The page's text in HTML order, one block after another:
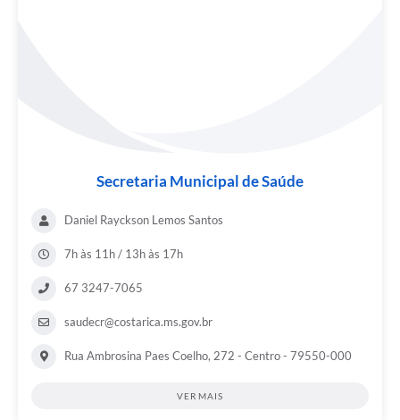
Secretaria Municipal de Saúde
Daniel Rayckson Lemos Santos
7h às 11h / 13h às 17h
67 3247-7065
saudecr@costarica.ms.gov.br
Rua Ambrosina Paes Coelho, 272 - Centro - 79550-000
VER MAIS